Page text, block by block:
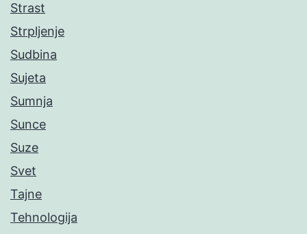
Strast
Strpljenje
Sudbina
Sujeta
Sumnja
Sunce
Suze
Svet
Tajne
Tehnologija